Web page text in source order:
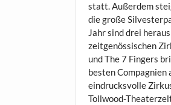
statt. Außerdem
die große
Jahr sind drei
zeitgenössischen
und The 7 Fingers
besten
eindrucksvolle
Tollwood-